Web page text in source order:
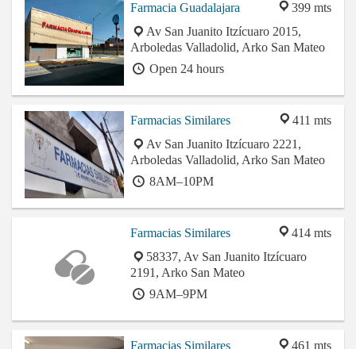
399 mts
Farmacia Guadalajara
Av San Juanito Itzícuaro 2015,
Arboledas Valladolid, Arko San Mateo
Open 24 hours
411 mts
Farmacias Similares
Av San Juanito Itzícuaro 2221,
Arboledas Valladolid, Arko San Mateo
8AM–10PM
414 mts
Farmacias Similares
58337, Av San Juanito Itzícuaro
2191, Arko San Mateo
9AM–9PM
461 mts
Farmacias Similares